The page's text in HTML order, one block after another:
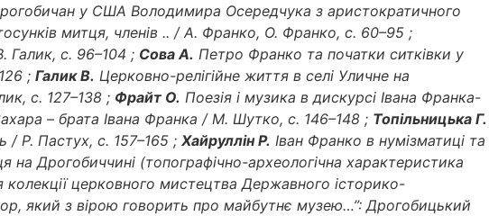
у США Володимира Осередчука з аристократичного
митця, членів .. / А. Франко, О. Франко, с. 60–95 ;
Галик, с. 96–104 ; Сова А. Петро Франко та початки ситківки у
; Галик В. Церковно-релігійне життя в селі Уличне на
с. 127–138 ; Фрайт О. Поезія і музика в дискурсі Івана Франка-
– брата Івана Франка / М. Шутко, с. 146–148 ; Топільницька Г.
/ Р. Пастух, с. 157–165 ; Хайруллін Р. Іван Франко в нумізматиці та
Дрогобиччині (топографічно-археологічна характеристика
колекції церковного мистецтва Державного історико-
який з вірою говорить про майбутнє музею…”: Дрогобицький